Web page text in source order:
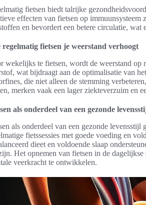
fietsen biedt talrijke
effecten van fietsen op
en bevordert een betere circulatie, wat
regelmatig fietsen je weerstand verhoogt
wekelijks te fietsen, wordt de weerstand
wat bijdraagt aan de optimalisatie van
die niet alleen de stemming
merken vaak een lager ziekteverzuim en
als onderdeel van een gezonde
als onderdeel van een gezonde
fietssessies met goede voeding en
dieet en voldoende slaap
Het opnemen van fietsen in de
veerkracht te ontwikkelen.